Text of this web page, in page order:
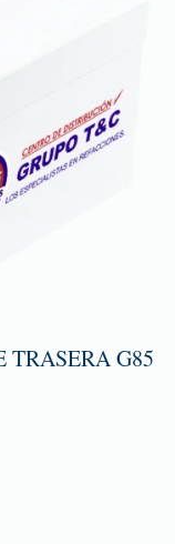
TRASERA G85